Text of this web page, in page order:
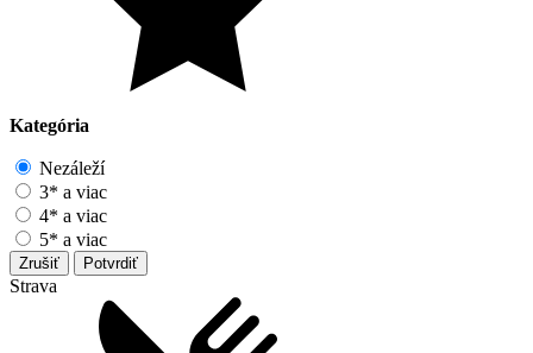
Kategória
Nezáleží
3* a viac
4* a viac
5* a viac
Zrušiť Potvrdiť
Strava